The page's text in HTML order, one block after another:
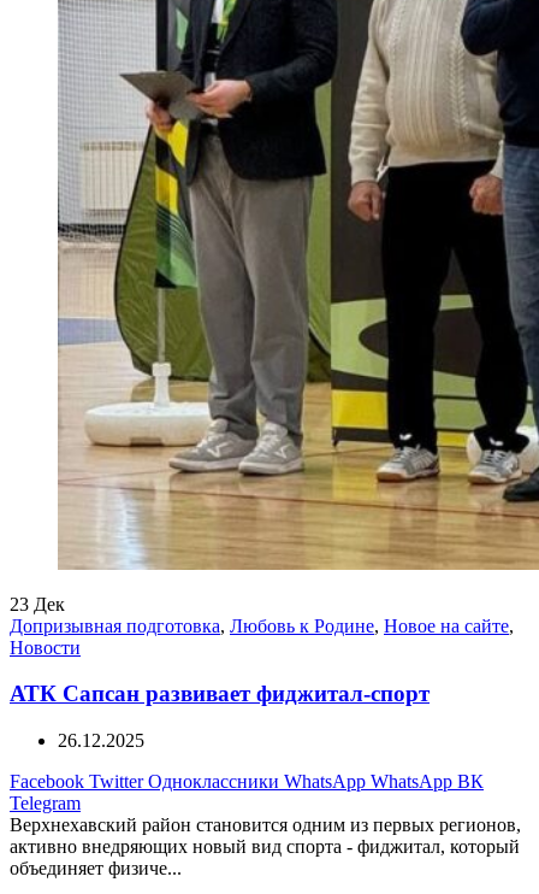
23 Дек
Допризывная подготовка, Любовь к Родине, Новое на сайте,
Новости
АТК Сапсан развивает фиджитал-спорт
26.12.2025
Facebook Twitter Одноклассники WhatsApp WhatsApp ВК
Telegram
Верхнехавский район становится одним из первых регионов,
активно внедряющих новый вид спорта - фиджитал, который
объединяет физиче...